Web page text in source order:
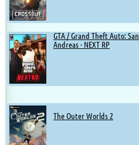
GTA / Grand Theft Auto: San
Andreas - NEXT RP
The Outer Worlds 2